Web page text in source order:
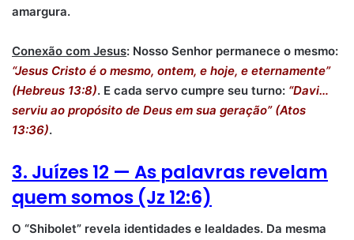
amargura.
Conexão com Jesus: Nosso Senhor permanece o mesmo:
“Jesus Cristo é o mesmo, ontem, e hoje, e eternamente”
(Hebreus 13:8). E cada servo cumpre seu turno: “Davi…
serviu ao propósito de Deus em sua geração” (Atos
13:36).
3. Juízes 12 — As palavras revelam
quem somos (Jz 12:6)
O “Shibolet” revela identidades e lealdades. Da mesma